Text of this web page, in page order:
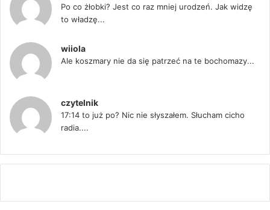
Po co żłobki? Jest co raz mniej urodzeń. Jak widzę
to władzę...
wiiola
Ale koszmary nie da się patrzeć na te bochomazy...
czytelnik
17:14 to już po? Nic nie słyszałem. Słucham cicho
radia....